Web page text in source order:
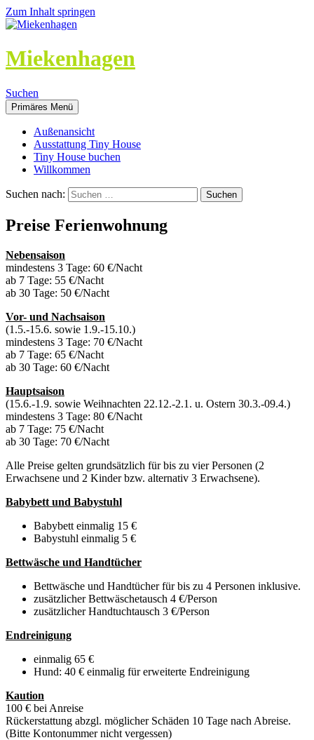
Zum Inhalt springen
Miekenhagen
Suchen
Primäres Menü
Außenansicht
Ausstattung Tiny House
Tiny House buchen
Willkommen
Suchen nach:
Preise Ferienwohnung
Nebensaison
mindestens 3 Tage: 60 €/Nacht
ab 7 Tage: 55 €/Nacht
ab 30 Tage: 50 €/Nacht
Vor- und Nachsaison
(1.5.-15.6. sowie 1.9.-15.10.)
mindestens 3 Tage: 70 €/Nacht
ab 7 Tage: 65 €/Nacht
ab 30 Tage: 60 €/Nacht
Hauptsaison
(15.6.-1.9. sowie Weihnachten 22.12.-2.1. u. Ostern 30.3.-09.4.)
mindestens 3 Tage: 80 €/Nacht
ab 7 Tage: 75 €/Nacht
ab 30 Tage: 70 €/Nacht
Alle Preise gelten grundsätzlich für bis zu vier Personen (2
Erwachsene und 2 Kinder bzw. alternativ 3 Erwachsene).
Babybett und Babystuhl
Babybett einmalig 15 €
Babystuhl einmalig 5 €
Bettwäsche und Handtücher
Bettwäsche und Handtücher für bis zu 4 Personen inklusive.
zusätzlicher Bettwäschetausch 4 €/Person
zusätzlicher Handtuchtausch 3 €/Person
Endreinigung
einmalig 65 €
Hund: 40 € einmalig für erweiterte Endreinigung
Kaution
100 € bei Anreise
Rückerstattung abzgl. möglicher Schäden 10 Tage nach Abreise.
(Bitte Kontonummer nicht vergessen)